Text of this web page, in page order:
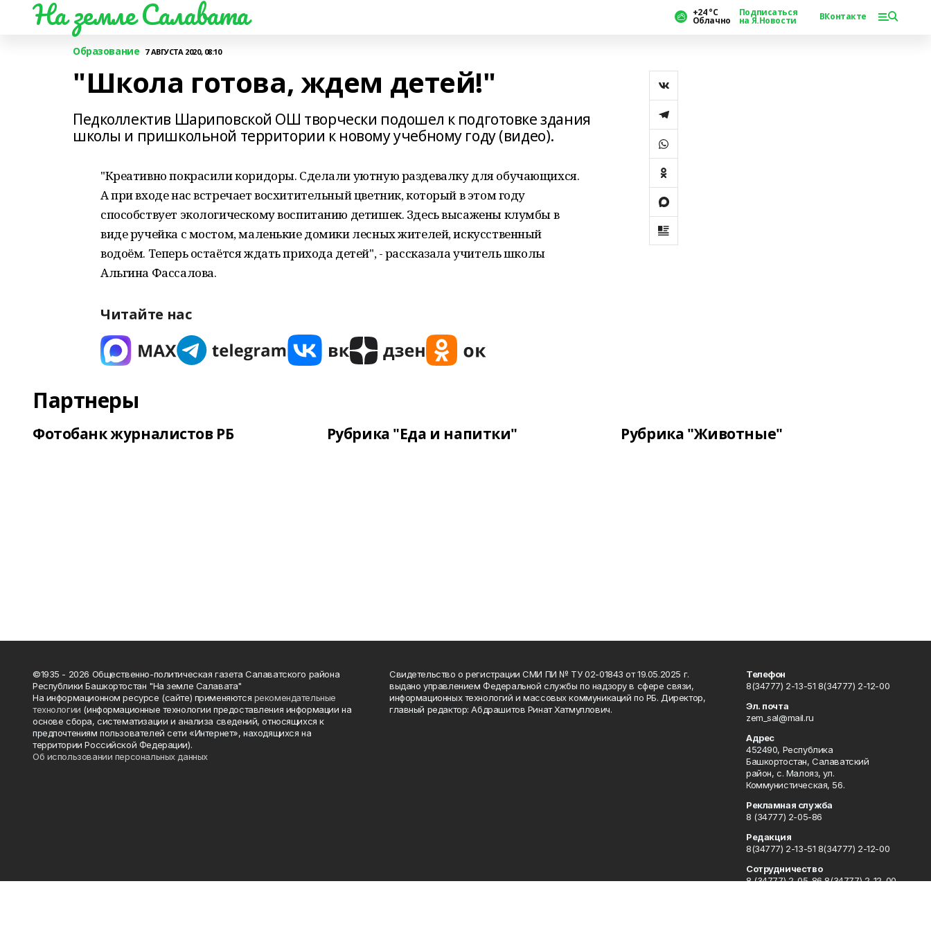
На земле Салавата +24 °С
Облачно
Подписаться
на Я.Новости ВКонтакте
Образование 7 АВГУСТА 2020, 08:10
"Школа готова, ждем детей!"
Педколлектив Шариповской ОШ творчески подошел к подготовке здания
школы и пришкольной территории к новому учебному году (видео).
"Креативно покрасили коридоры. Сделали уютную раздевалку для обучающихся.
А при входе нас встречает восхитительный цветник, который в этом году
способствует экологическому воспитанию детишек. Здесь высажены клумбы в
виде ручейка с мостом, маленькие домики лесных жителей, искусственный
водоём. Теперь остаётся ждать прихода детей", - рассказала учитель школы
Альгина Фассалова.
Читайте нас
Партнеры
Фотобанк журналистов РБ Рубрика "Еда и напитки" Рубрика "Животные"
©1935 - 2026 Общественно-политическая газета Салаватского района
Республики Башкортостан "На земле Салавата"
На информационном ресурсе (сайте) применяются рекомендательные
технологии (информационные технологии предоставления информации на
основе сбора, систематизации и анализа сведений, относящихся к
предпочтениям пользователей сети «Интернет», находящихся на
территории Российской Федерации).
Об использовании персональных данных
Свидетельство о регистрации СМИ ПИ № ТУ 02-01843 от 19.05.2025 г.
выдано управлением Федеральной службы по надзору в сфере связи,
информационных технологий и массовых коммуникаций по РБ. Директор,
главный редактор: Абдрашитов Ринат Хатмуллович.
Телефон
8(34777) 2-13-51 8(34777) 2-12-00
Эл. почта
zem_sal@mail.ru
Адрес
452490, Республика
Башкортостан, Салаватский
район, с. Малояз, ул.
Коммунистическая, 56.
Рекламная служба
8 (34777) 2-05-86
Редакция
8(34777) 2-13-51 8(34777) 2-12-00
Сотрудничество
8 (34777) 2-05-86 8(34777) 2-12-00